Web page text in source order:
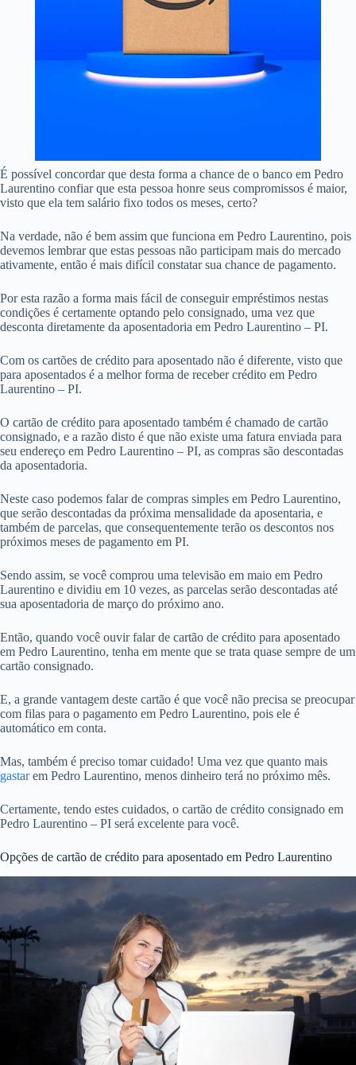
É possível concordar que desta forma a chance de o banco em Pedro
Laurentino confiar que esta pessoa honre seus compromissos é maior,
visto que ela tem salário fixo todos os meses, certo?
Na verdade, não é bem assim que funciona em Pedro Laurentino, pois
devemos lembrar que estas pessoas não participam mais do mercado
ativamente, então é mais difícil constatar sua chance de pagamento.
Por esta razão a forma mais fácil de conseguir empréstimos nestas
condições é certamente optando pelo consignado, uma vez que
desconta diretamente da aposentadoria em Pedro Laurentino – PI.
Com os cartões de crédito para aposentado não é diferente, visto que
para aposentados é a melhor forma de receber crédito em Pedro
Laurentino – PI.
O cartão de crédito para aposentado também é chamado de cartão
consignado, e a razão disto é que não existe uma fatura enviada para
seu endereço em Pedro Laurentino – PI, as compras são descontadas
da aposentadoria.
Neste caso podemos falar de compras simples em Pedro Laurentino,
que serão descontadas da próxima mensalidade da aposentaria, e
também de parcelas, que consequentemente terão os descontos nos
próximos meses de pagamento em PI.
Sendo assim, se você comprou uma televisão em maio em Pedro
Laurentino e dividiu em 10 vezes, as parcelas serão descontadas até
sua aposentadoria de março do próximo ano.
Então, quando você ouvir falar de cartão de crédito para aposentado
em Pedro Laurentino, tenha em mente que se trata quase sempre de um
cartão consignado.
E, a grande vantagem deste cartão é que você não precisa se preocupar
com filas para o pagamento em Pedro Laurentino, pois ele é
automático em conta.
Mas, também é preciso tomar cuidado! Uma vez que quanto mais
gastarem Pedro Laurentino, menos dinheiro terá no próximo mês.
Certamente, tendo estes cuidados, o cartão de crédito consignado em
Pedro Laurentino – PI será excelente para você.
Opções de cartão de crédito para aposentado em Pedro Laurentino